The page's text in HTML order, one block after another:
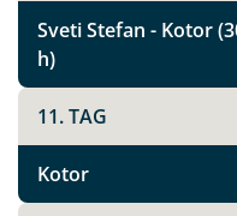
Instagram
X
Sveti Stefan - Kotor
h)
11. TAG
Kotor